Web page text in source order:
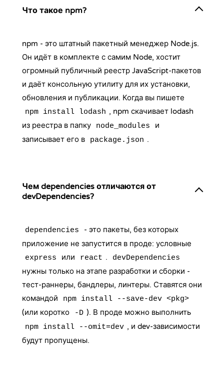
Что такое npm?
npm - это штатный пакетный менеджер Node.js.
Он идёт в комплекте с самим Node, хостит
огромный публичный реестр JavaScript-пакетов
и даёт консольную утилиту для их установки,
обновления и публикации. Когда вы пишете
npm install lodash , npm скачивает lodash
из реестра в папку
node_modules
и
записывает его в
package.json .
Чем dependencies отличаются от
devDependencies?
dependencies
- это пакеты, без которых
приложение не запустится в проде: условные
express или react . devDependencies
нужны только на этапе разработки и сборки -
тест-раннеры, бандлеры, линтеры. Ставятся они
командой
npm install --save-dev <pkg>
(или коротко -D ). В проде можно выполнить
npm install --omit=dev , и dev-зависимости
будут пропущены.